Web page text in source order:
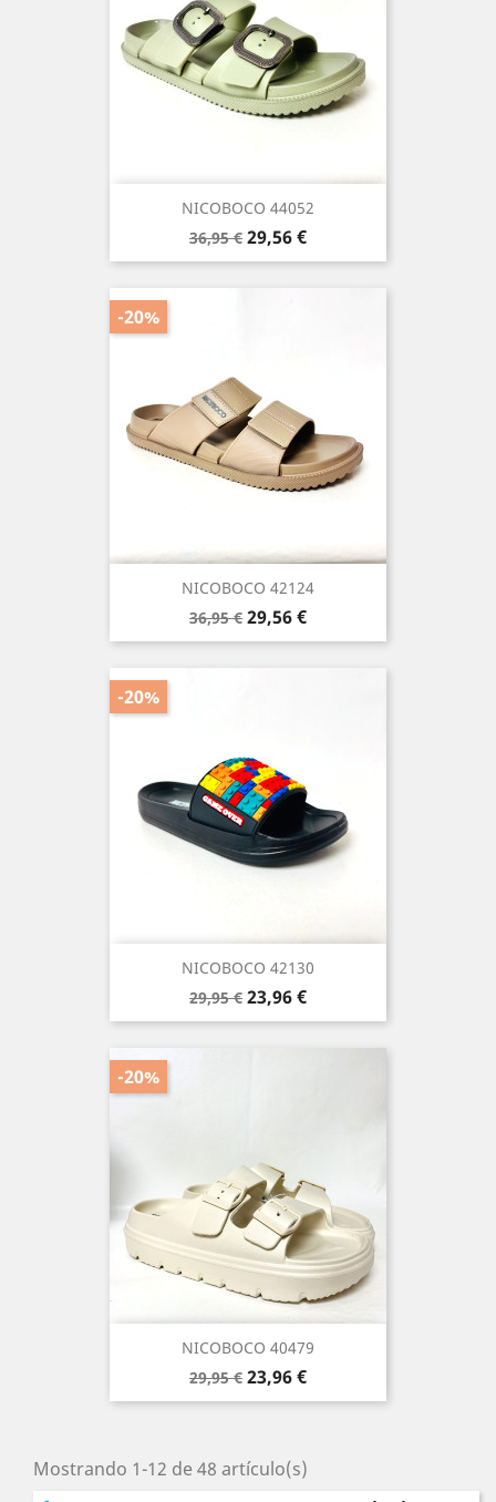
NICOBOCO 44052
Precio
base
36,95 € Precio
29,56 €
NICOBOCO 42124
Precio
base
36,95 € Precio
29,56 €
-20%
NICOBOCO 42130
Precio
base
29,95 € Precio
23,96 €
-20%
NICOBOCO 40479
Precio
base
29,95 € Precio
23,96 €
-20%
Mostrando 1-12 de 48 artículo(s)